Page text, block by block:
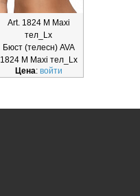
Art. 1824 M Maxi
тел_Lx
Бюст (телесн) AVA
1824 M Maxi тел_Lx
Цена: войти